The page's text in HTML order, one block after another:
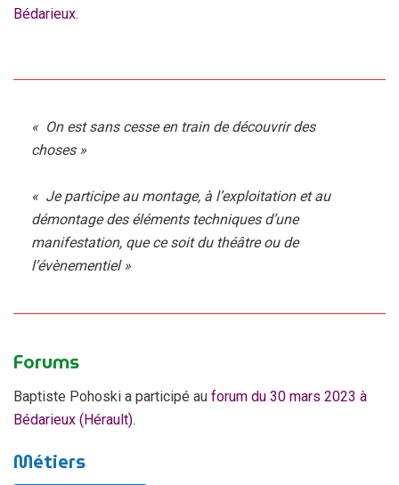
Bédarieux.
« On est sans cesse en train de découvrir des
choses »
« Je participe au montage, à l’exploitation et au
démontage des éléments techniques d’une
manifestation, que ce soit du théâtre ou de
l’évènementiel »
Forums
Baptiste Pohoski a participé au forum du 30 mars 2023 à
Bédarieux (Hérault).
Métiers